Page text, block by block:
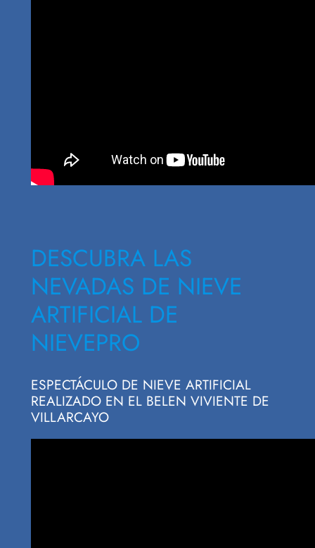
DESCUBRA LAS
NEVADAS DE NIEVE
ARTIFICIAL DE
NIEVEPRO
ESPECTÁCULO DE NIEVE ARTIFICIAL
REALIZADO EN EL BELEN VIVIENTE DE
VILLARCAYO